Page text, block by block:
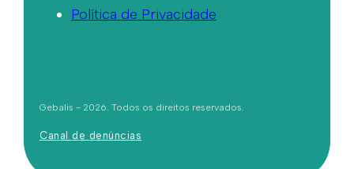
Política de Privacidade
Gebalis - 2026. Todos os direitos reservados.
Canal de denúncias